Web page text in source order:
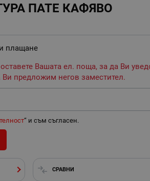
ПАТЕ КАФЯВО
плащане
Вашата ел. поща, за да Ви
предложим негов заместител.
“ и съм съгласен.
СРАВНИ